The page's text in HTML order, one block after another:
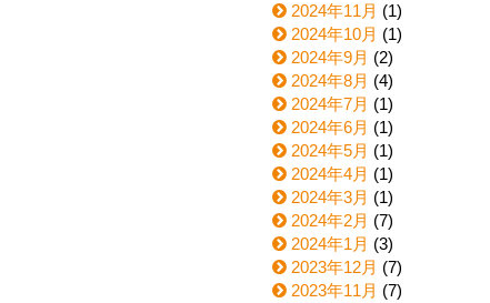
2024年11月 (1)
2024年10月 (1)
2024年9月 (2)
2024年8月 (4)
2024年7月 (1)
2024年6月 (1)
2024年5月 (1)
2024年4月 (1)
2024年3月 (1)
2024年2月 (7)
2024年1月 (3)
2023年12月 (7)
2023年11月 (7)